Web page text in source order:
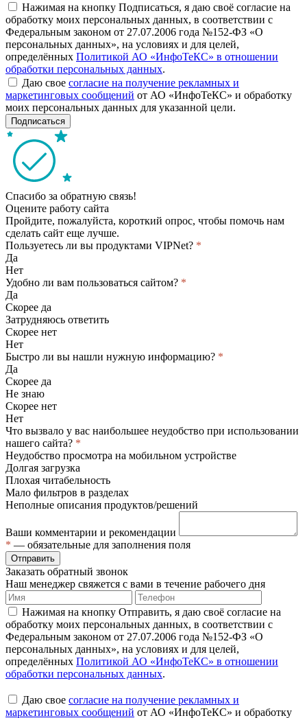
Нажимая на кнопку Подписаться, я даю своё согласие на
обработку моих персональных данных, в соответствии с
Федеральным законом от 27.07.2006 года №152-ФЗ «О
персональных данных», на условиях и для целей,
определённых Политикой АО «ИнфоТеКС» в отношении
обработки персональных данных.
Даю свое согласие на получение рекламных и
маркетинговых сообщений от АО «ИнфоТеКС» и обработку
моих персональных данных для указанной цели.
Подписаться
Спасибо за обратную связь!
Оцените работу сайта
Пройдите, пожалуйста, короткий опрос, чтобы помочь нам
сделать сайт еще лучше.
Пользуетесь ли вы продуктами VIPNet? *
Да
Нет
Удобно ли вам пользоваться сайтом? *
Да
Скорее да
Затрудняюсь ответить
Скорее нет
Нет
Быстро ли вы нашли нужную информацию? *
Да
Скорее да
Не знаю
Скорее нет
Нет
Что вызвало у вас наибольшее неудобство при использовании
нашего сайта? *
Неудобство просмотра на мобильном устройстве
Долгая загрузка
Плохая читабельность
Мало фильтров в разделах
Неполные описания продуктов/решений
Ваши комментарии и рекомендации
* — обязательные для заполнения поля
Отправить
Заказать обратный звонок
Наш менеджер свяжется с вами в течение рабочего дня
Нажимая на кнопку Отправить, я даю своё согласие на
обработку моих персональных данных, в соответствии с
Федеральным законом от 27.07.2006 года №152-ФЗ «О
персональных данных», на условиях и для целей,
определённых Политикой АО «ИнфоТеКС» в отношении
обработки персональных данных.
Даю свое согласие на получение рекламных и
маркетинговых сообщений от АО «ИнфоТеКС» и обработку